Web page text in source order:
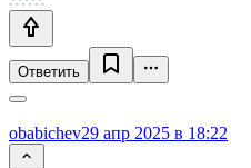
Ответить
obabichev29 апр 2025 в 18:22